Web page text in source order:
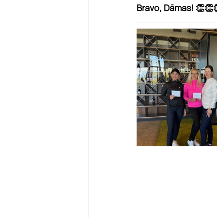
Bravo, Dāmas!